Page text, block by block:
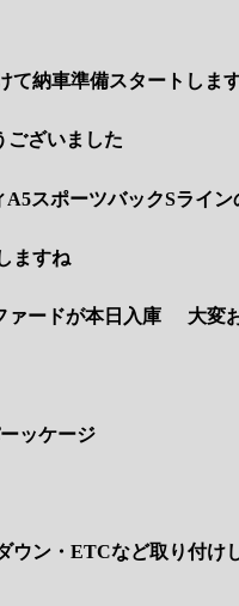
て納車準備スタートしま
ございました
スポーツバックSライ
ますね
ァードが本日入庫 大変
ッケージ
ウン・ETCなど取り付け